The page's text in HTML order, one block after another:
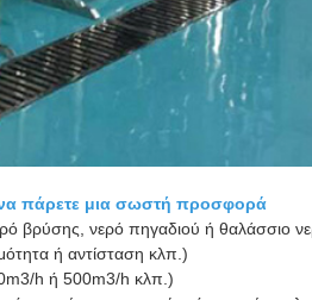
να πάρετε μια σωστή προσφορά
βρύσης, νερό πηγαδιού ή θαλάσσιο
ή αντίσταση κλπ.)
h ή 500m3/h κλπ.)